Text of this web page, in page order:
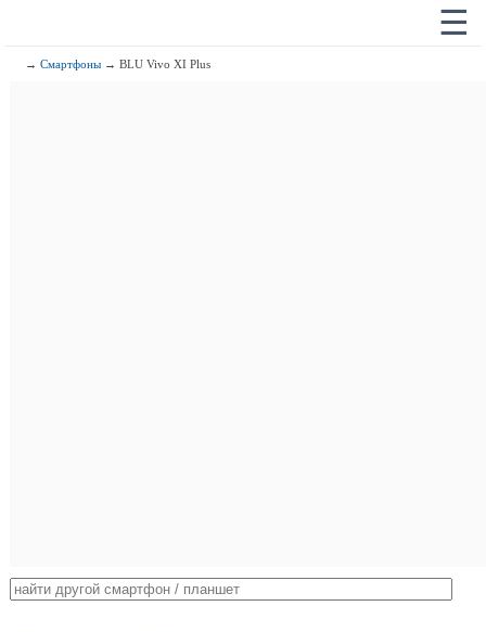
☰
→Смартфоны → BLU Vivo XI Plus